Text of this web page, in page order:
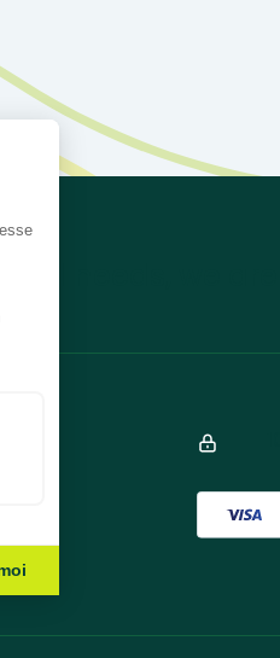
needs, we are